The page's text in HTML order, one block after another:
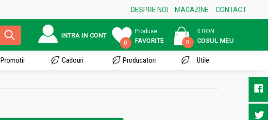
DESPRE NOI MAGAZINE CONTACT
INTRA IN CONT
0
Produse
FAVORITE 0
0 RON
COSUL MEU
Promotii Cadouri Producatori Utile